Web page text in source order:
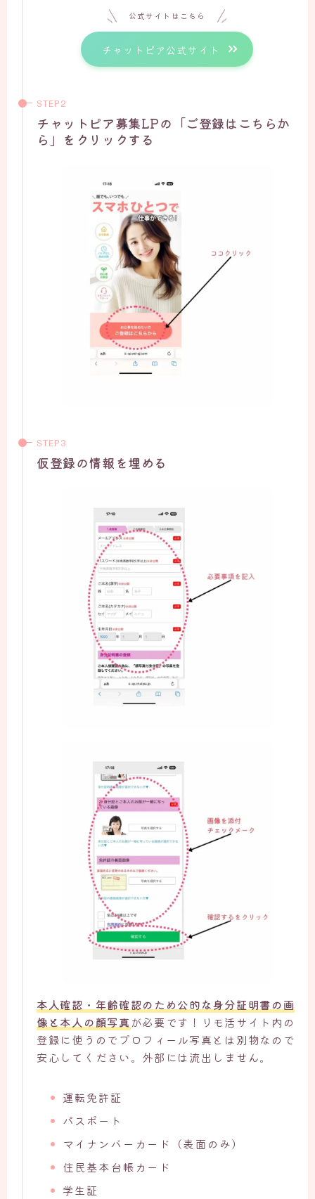
公式サイトはこちら
チャットピア公式サイト
チャットピア募集LPの「ご登録はこちらか
ら」をクリックする
仮登録の情報を埋める
本人確認・年齢確認のため公的な身分証明書の画
像と本人の顔写真が必要です！リモ活サイト内の
登録に使うのでプロフィール写真とは別物なので
安心してください。外部には流出しません。
運転免許証
パスポート
マイナンバーカード（表面のみ）
住民基本台帳カード
学生証